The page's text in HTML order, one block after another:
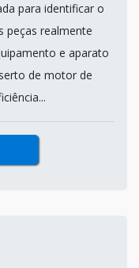
para identificar o
peças realmente
e aparato
de motor de